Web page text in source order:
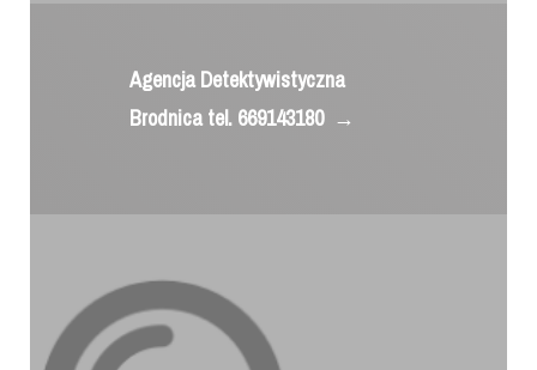
Agencja Detektywistyczna
Brodnica tel. 669143180 →